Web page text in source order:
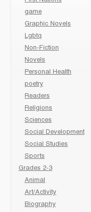
game
Graphic Novels
Lgbtq
Non-Fiction
Novels
Personal Health
poetry
Readers
Religions
Sciences
Social Development
Social Studies
Sports
Grades 2-3
Animal
Art/Activity
Biography